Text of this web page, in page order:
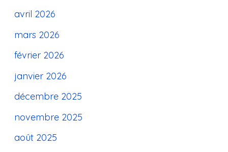
avril 2026
mars 2026
février 2026
janvier 2026
décembre 2025
novembre 2025
août 2025